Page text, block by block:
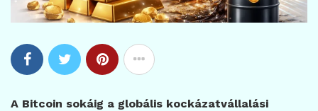
A Bitcoin sokáig a globális kockázatvállalási